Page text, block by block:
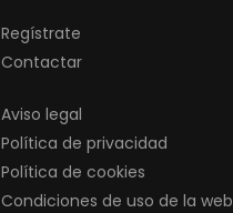
Regístrate
Contactar
Aviso legal
Política de privacidad
Política de cookies
Condiciones de uso de la web